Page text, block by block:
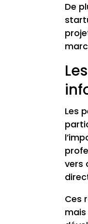
De
Les
vers
Ces